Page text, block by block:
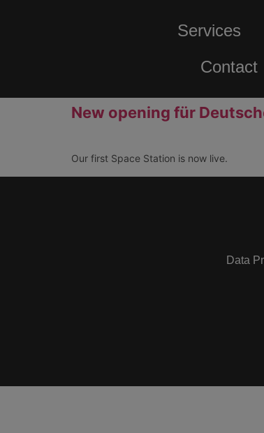
Services
Contact
New opening für
Our first Space Station is now live.
Data